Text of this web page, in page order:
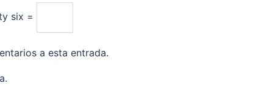
six =
a esta entrada.